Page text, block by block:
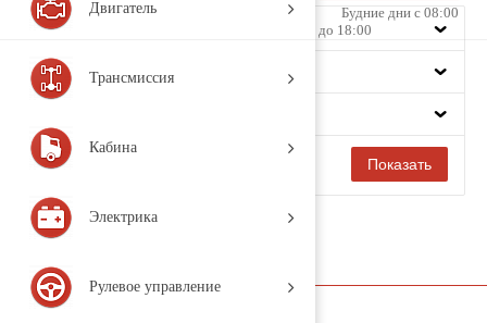
Будние дни с 08:00
до 18:00
Двигатель
Трансмиссия
Кабина
Электрика
Рулевое управление
Цена
Производитель
название